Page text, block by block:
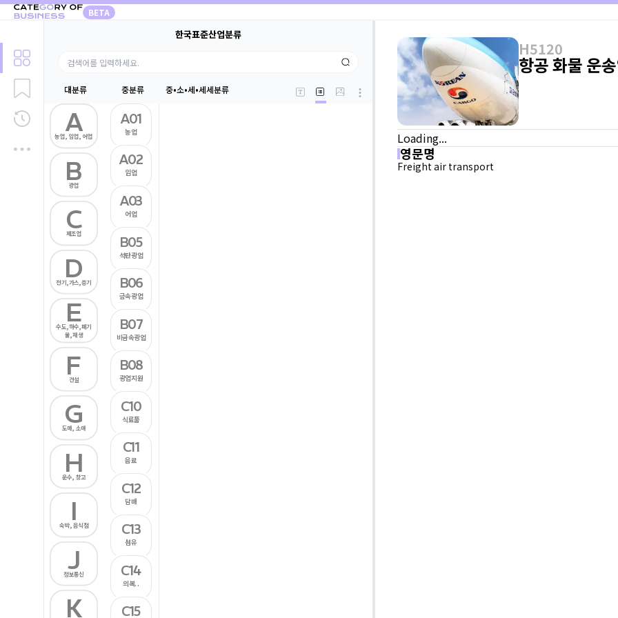
BETA
한국표준산업분류
대분류 중분류 중•소•세•세세분류
A
농업, 임업, 어업
B
광업
C
제조업
D
전기,가스,증기
E
수도,하수,폐기
물,재생
F
건설
G
도매, 소매
H
운수, 창고
I
숙박, 음식점
J
정보통신
K
A01
농업
A02
임업
A03
어업
B05
석탄광업
B06
금속광업
B07
비금속광업
B08
광업지원
C10
식료품
C11
음료
C12
담배
C13
섬유
C14
의복..
C15
H5120
항공 화물 운
Loading...
영문명
Freight air transport